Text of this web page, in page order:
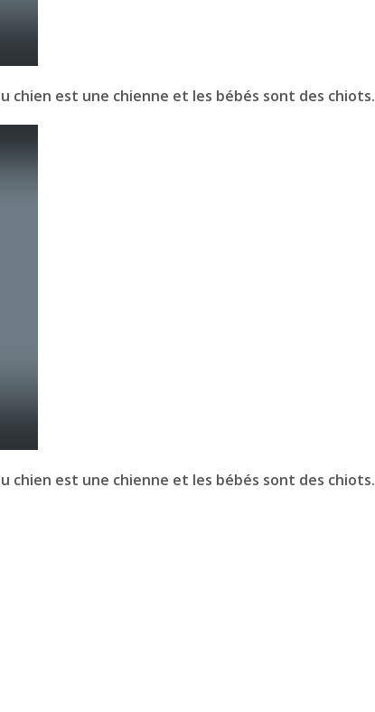
chien est une chienne et les bébés sont des chiots.
chien est une chienne et les bébés sont des chiots.